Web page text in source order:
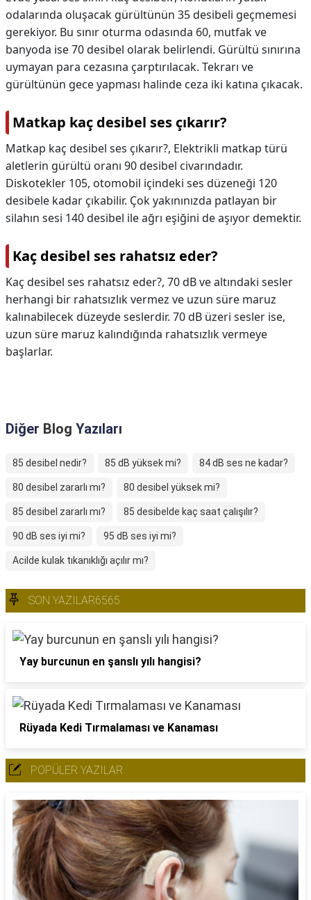
odalarında oluşacak gürültünün 35 desibeli geçmemesi
gerekiyor. Bu sınır oturma odasında 60, mutfak ve
banyoda ise 70 desibel olarak belirlendi. Gürültü sınırına
uymayan para cezasına çarptırılacak. Tekrarı ve
gürültünün gece yapması halinde ceza iki katına çıkacak.
Matkap kaç desibel ses çıkarır?
Matkap kaç desibel ses çıkarır?, Elektrikli matkap türü
aletlerin gürültü oranı 90 desibel civarındadır.
Diskotekler 105, otomobil içindeki ses düzeneği 120
desibele kadar çıkabilir. Çok yakınınızda patlayan bir
silahın sesi 140 desibel ile ağrı eşiğini de aşıyor demektir.
Kaç desibel ses rahatsız eder?
Kaç desibel ses rahatsız eder?, 70 dB ve altındaki sesler
herhangi bir rahatsızlık vermez ve uzun süre maruz
kalınabilecek düzeyde seslerdir. 70 dB üzeri sesler ise,
uzun süre maruz kalındığında rahatsızlık vermeye
başlarlar.
Diğer Blog Yazıları
85 desibel nedir? 85 dB yüksek mi? 84 dB ses ne kadar?
80 desibel zararlı mı? 80 desibel yüksek mi?
85 desibel zararlı mı? 85 desibelde kaç saat çalışılır?
90 dB ses iyi mi? 95 dB ses iyi mi?
Acilde kulak tıkanıklığı açılır mı?
SON YAZILAR6565
Yay burcunun en şanslı yılı hangisi?
Rüyada Kedi Tırmalaması ve Kanaması
POPÜLER YAZILAR